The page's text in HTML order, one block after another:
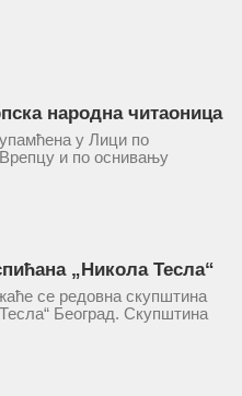
народна читаоница
у Лици по
и по оснивању
и књижница у
културним и духовним
„Никола Тесла“
се редовна скупштина
Београд. Скупштина
„Тесла“, Савски трг бр.
је предложен...